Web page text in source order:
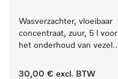
Wasverzachter, vloeibaar
concentraat, zuur, 5 l voor
het onderhoud van vezels
zacht blijft.
30,00 € excl. BTW